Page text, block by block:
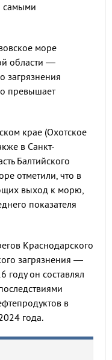
самыми
море
области —
загрязнения
превышает
крае (Охотское
в Санкт-
Балтийского
отметили, что в
выход к морю,
показателя
Краснодарского
загрязнения —
году он составлял
в
года.